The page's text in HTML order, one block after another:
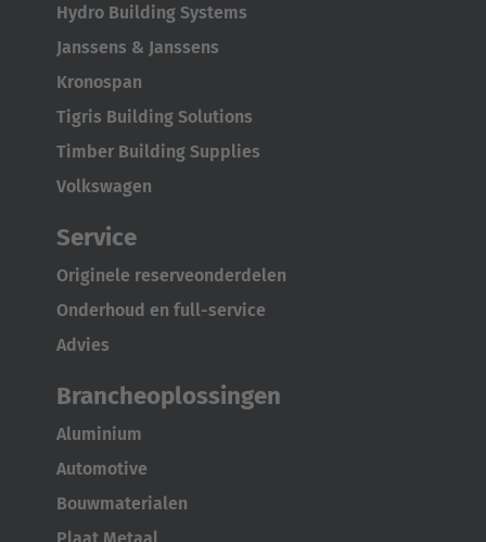
AMERICA
Português
United States
English
Hydro Building Systems
Janssens & Janssens
Kronospan
Tigris Building Solutions
Timber Building Supplies
Volkswagen
Service
Originele reserveonderdelen
Onderhoud en full-service
Advies
Brancheoplossingen
Aluminium
Automotive
Bouwmaterialen